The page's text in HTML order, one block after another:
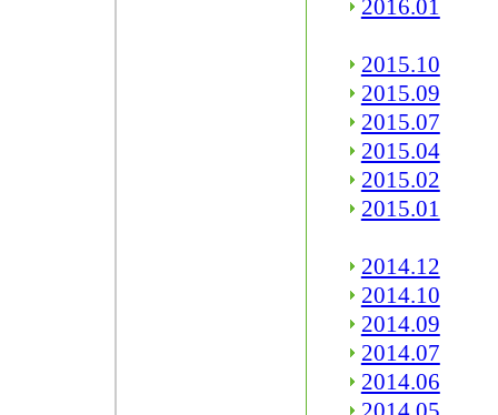
2016.01
2015.10
2015.09
2015.07
2015.04
2015.02
2015.01
2014.12
2014.10
2014.09
2014.07
2014.06